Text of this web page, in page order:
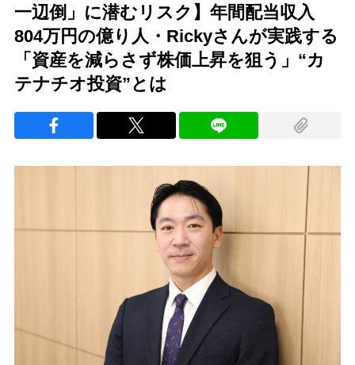
一辺倒」に潜むリスク】年間配当収入
804万円の億り人・Rickyさんが実践する
「資産を減らさず株価上昇を狙う」“カ
テナチオ投資”とは